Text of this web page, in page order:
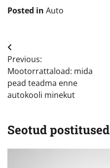
Posted in Auto
Navigeerimine
Previous:
Mootorrattaload: mida
pead teadma enne
autokooli minekut
Seotud postitused